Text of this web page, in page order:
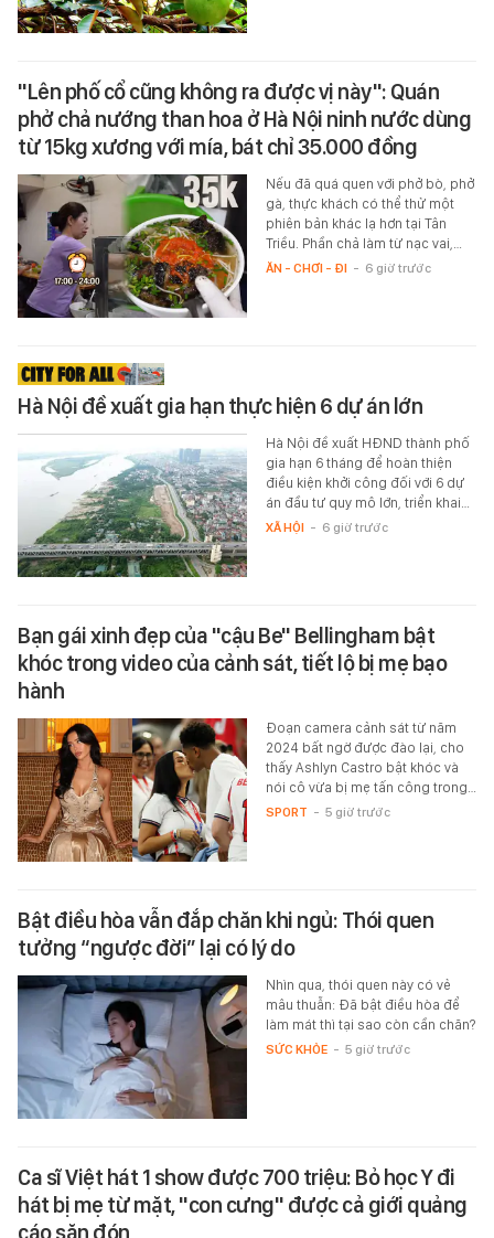
"Lên phố cổ cũng không ra được vị này": Quán
phở chả nướng than hoa ở Hà Nội ninh nước dùng
từ 15kg xương với mía, bát chỉ 35.000 đồng
Nếu đã quá quen với phở bò, phở
gà, thực khách có thể thử một
phiên bản khác lạ hơn tại Tân
Triều. Phần chả làm từ nạc vai,…
ĂN - CHƠI - ĐI - 6 giờ trước
Hà Nội đề xuất gia hạn thực hiện 6 dự án lớn
Hà Nội đề xuất HĐND thành phố
gia hạn 6 tháng để hoàn thiện
điều kiện khởi công đối với 6 dự
án đầu tư quy mô lớn, triển khai…
XÃ HỘI - 6 giờ trước
Bạn gái xinh đẹp của "cậu Be" Bellingham bật
khóc trong video của cảnh sát, tiết lộ bị mẹ bạo
hành
Đoạn camera cảnh sát từ năm
2024 bất ngờ được đào lại, cho
thấy Ashlyn Castro bật khóc và
nói cô vừa bị mẹ tấn công trong…
SPORT - 5 giờ trước
Bật điều hòa vẫn đắp chăn khi ngủ: Thói quen
tưởng “ngược đời” lại có lý do
Nhìn qua, thói quen này có vẻ
mâu thuẫn: Đã bật điều hòa để
làm mát thì tại sao còn cần chăn?
SỨC KHỎE - 5 giờ trước
Ca sĩ Việt hát 1 show được 700 triệu: Bỏ học Y đi
hát bị mẹ từ mặt, "con cưng" được cả giới quảng